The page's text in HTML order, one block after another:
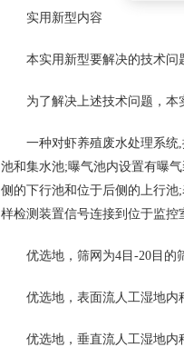
实用新型内容
本实用新型要解决的技术问题
为了解决上述技术问题，本
一种对虾养殖废水处理系统,
池和集水池;曝气池内设置有曝
侧的下行池和位于后侧的上行
样检测装置信号连接到位于监控
优选地，筛网为4目-20目的筛
优选地，表面流人工湿地内种
优选地，垂直流人工湿地内种